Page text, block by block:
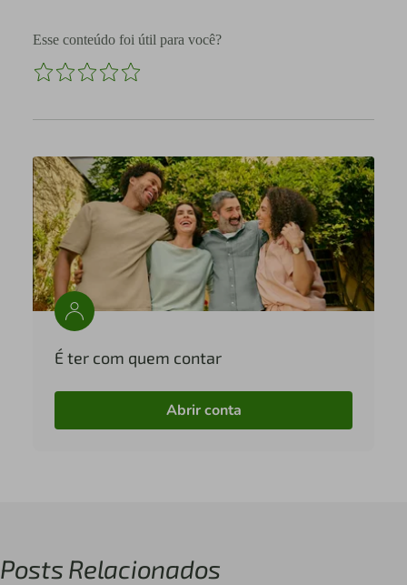
Esse conteúdo foi útil para você?
É ter com quem contar
Abrir conta
Posts Relacionados